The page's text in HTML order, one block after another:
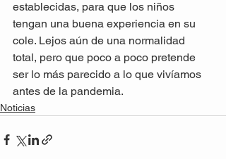
establecidas, para que los niños
tengan una buena experiencia en su
cole. Lejos aún de una normalidad
total, pero que poco a poco pretende
ser lo más parecido a lo que vivíamos
antes de la pandemia.
Noticias